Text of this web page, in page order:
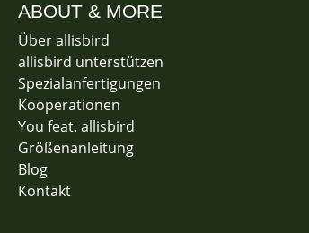
ABOUT & MORE
Über allisbird
allisbird unterstützen
Spezialanfertigungen
Kooperationen
You feat. allisbird
Größenanleitung
Blog
Kontakt